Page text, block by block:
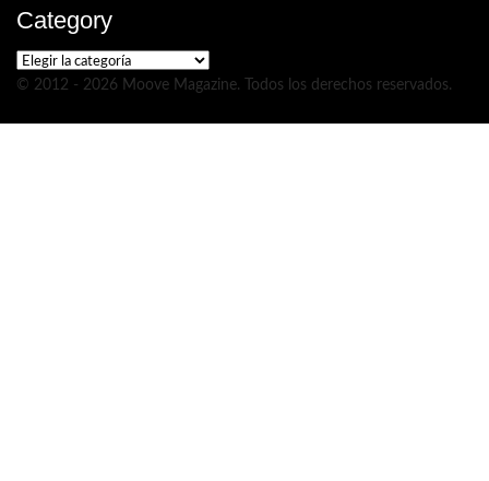
Category
Category
© 2012 - 2026 Moove Magazine. Todos los derechos reservados.